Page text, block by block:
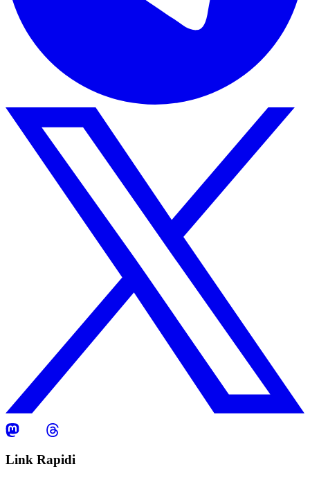
Link Rapidi